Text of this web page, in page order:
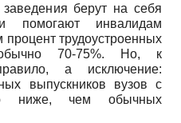
берут на себя
помогают инвалидам
процент трудоустроенных
обычно 70-75%. Но, к
а исключение:
выпускников вузов с
ниже, чем обычных